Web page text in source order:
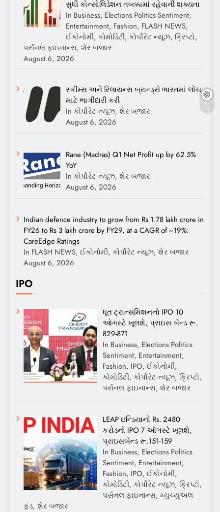
સુધી કોન્સોલિડેશન તબક્કામાં રહેવાની શક્યતા
In Business, Elections Politics Sentiment,
Entertainment, Fashion, FLASH NEWS,
ઈકોનોમી, કોમોડિટી, કોર્પોરેટ ન્યૂઝ, ક્રિપ્ટો,
પર્સનલ ફાઇનાન્સ, શેર બજાર
August 6, 2026
સ્કીમ્સ અને રિલાયન્સ બ્રાન્ડ્સે ભારતમાં લોંચ
માટે ભાગીદારી કરી
In કોર્પોરેટ ન્યૂઝ, શેર બજાર
August 6, 2026
Rane (Madras) Q1 Net Profit up by 62.5%
YoY
In કોર્પોરેટ ન્યૂઝ, શેર બજાર
August 6, 2026
Indian defence industry to grow from Rs 1.78 lakh crore in
FY26 to Rs 3 lakh crore by FY29, at a CAGR of ~19%:
CareEdge Ratings
In FLASH NEWS, ઈકોનોમી, કોર્પોરેટ ન્યૂઝ, શેર બજાર
August 6, 2026
IPO
ધૂત ટ્રાન્સમિશનનો IPO 10
ઓગસ્ટે ખૂલશે, પ્રાઇસ બેન્ડ રૂ.
829-871
In Business, Elections Politics
Sentiment, Entertainment,
Fashion, IPO, ઈકોનોમી,
કોમોડિટી, કોર્પોરેટ ન્યૂઝ, ક્રિપ્ટો,
પર્સનલ ફાઇનાન્સ, શેર બજાર
LEAP ઇન્ડિયાનો Rs. 2480
કરોડનો IPO 7 ઓગસ્ટે ખૂલશે,
પ્રાઇસબેન્ડ રૂ.151-159
In Business, Elections Politics
Sentiment, Entertainment,
Fashion, IPO, ઈકોનોમી,
કોમોડિટી, કોર્પોરેટ ન્યૂઝ, ક્રિપ્ટો,
પર્સનલ ફાઇનાન્સ, મ્યુચ્યુઅલ
ફંડ, શેર બજાર